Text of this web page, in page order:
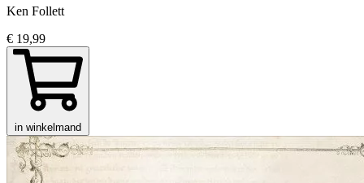
Ken Follett
€ 19,99
in winkelmand